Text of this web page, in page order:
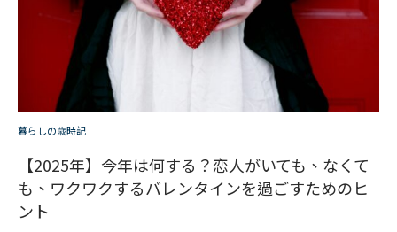
暮らしの歳時記
【2025年】今年は何する？恋人がいても、なくて
も、ワクワクするバレンタインを過ごすためのヒ
ント